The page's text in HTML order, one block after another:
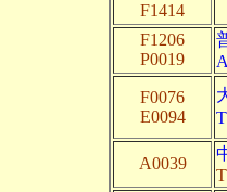
F1414
F1206
P0019
F0076
E0094
A0039